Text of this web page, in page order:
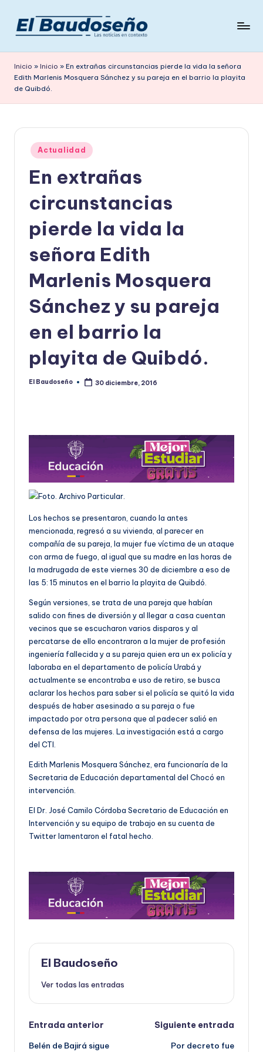
Saltar
contenido
e
ri
ó
d
en
contexto
Inicio » Inicio » En extrañas circunstancias pierde la vida la señora
Edith Marlenis Mosquera Sánchez y su pareja en el barrio la playita
de Quibdó.
Publicado
en
Actualidad
En extrañas
circunstancias
pierde la vida la
señora Edith
Marlenis Mosquera
Sánchez y su pareja
en el barrio la
playita de Quibdó.
Publicado
El Baudoseño 30 diciembre, 2016
Los hechos se presentaron, cuando la antes
mencionada, regresó a su vivienda, al parecer en
compañía de su pareja, la mujer fue víctima de un ataque
con arma de fuego, al igual que su madre en las horas de
la madrugada de este viernes 30 de diciembre a eso de
las 5: 15 minutos en el barrio la playita de Quibdó.
Según versiones, se trata de una pareja que habían
salido con fines de diversión y al llegar a casa cuentan
vecinos que se escucharon varios disparos y al
percatarse de ello encontraron a la mujer de profesión
ingeniería fallecida y a su pareja quien era un ex policía y
laboraba en el departamento de policía Urabá y
actualmente se encontraba e uso de retiro, se busca
aclarar los hechos para saber si el policía se quitó la vida
después de haber asesinado a su pareja o fue
impactado por otra persona que al padecer salió en
defensa de las mujeres. La investigación está a cargo
del CTI.
Edith Marlenis Mosquera Sánchez, era funcionaría de la
Secretaria de Educación departamental del Chocó en
intervención.
El Dr. José Camilo Córdoba Secretario de Educación en
Intervención y su equipo de trabajo en su cuenta de
Twitter lamentaron el fatal hecho.
El Baudoseño
Ver todas las entradas
Navegación
Entrada anterior
Belén de Bajirá sigue
Siguiente entrada
Por decreto fue